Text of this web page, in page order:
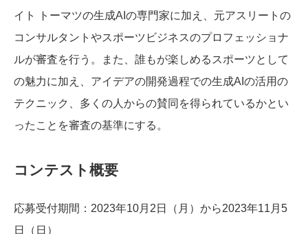
イト トーマツの生成AIの専門家に加え、元アスリートの
コンサルタントやスポーツビジネスのプロフェッショナ
ルが審査を行う。また、誰もが楽しめるスポーツとして
の魅力に加え、アイデアの開発過程での生成AIの活用の
テクニック、多くの人からの賛同を得られているかとい
ったことを審査の基準にする。
コンテスト概要
応募受付期間：2023年10月2日（月）から2023年11月5
日（日）